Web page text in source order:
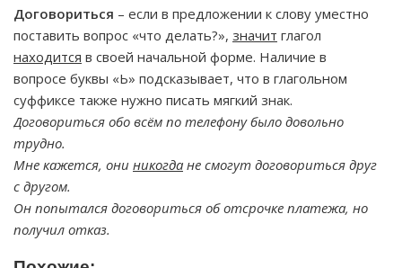
Договориться – если в предложении к слову уместно
поставить вопрос «что делать?», значит глагол
находится в своей начальной форме. Наличие в
вопросе буквы «Ь» подсказывает, что в глагольном
суффиксе также нужно писать мягкий знак.
Договориться обо всём по телефону было довольно
трудно.
Мне кажется, они никогда не смогут договориться друг
с другом.
Он попытался договориться об отсрочке платежа, но
получил отказ.